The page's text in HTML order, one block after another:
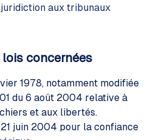
aux tribunaux
concernées
1978, notamment modifiée
du 6 août 2004 relative à
et aux libertés.
juin 2004 pour la confiance